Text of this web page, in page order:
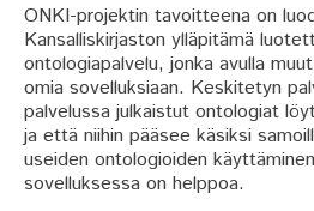
ONKI-projektin tavoitteena on
Kansalliskirjaston ylläpitämä
ontologiapalvelu, jonka avulla
omia sovelluksiaan. Keskitetyn
palvelussa julkaistut ontologiat
ja että niihin pääsee käsiksi
useiden ontologioiden
sovelluksessa on helppoa.